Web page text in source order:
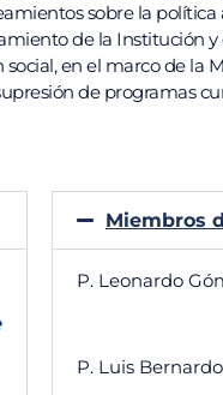
sobre la
de la Institución
en el marco de la
de programas
Miembros
P. Leonardo
P. Luis